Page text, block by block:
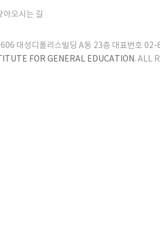
아오시는 길
606 대성디폴리스빌딩 A동 23층 대표번호
FOR GENERAL EDUCATION. ALL